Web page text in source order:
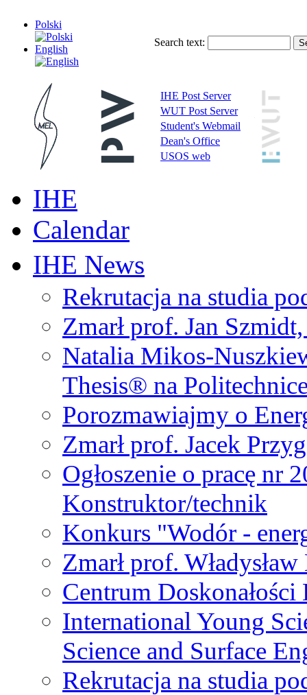
Polski
English
Search text:
IHE Post Server
WUT Post Server
Student's Webmail
Dean's Office
USOS web
IHE
Calendar
IHE News
Rekrutacja na studia
Zmarł prof. Jan
Natalia Mikos-
Thesis® na
Porozmawiajmy o
Zmarł prof. Jacek
Ogłoszenie o pracę nr
Konstruktor/technik
Konkurs "Wodór -
Zmarł prof.
Centrum
International Young
Science and Surface
Rekrutacja na studia